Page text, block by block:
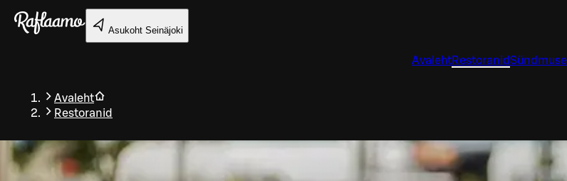
Liigu peamise sisu juurde
Asukoht Seinäjoki
AvalehtRestoranid
Avaleht
Restoranid